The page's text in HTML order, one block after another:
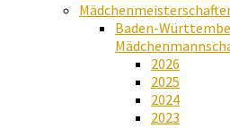
Baden-
2026
2025
2024
2023